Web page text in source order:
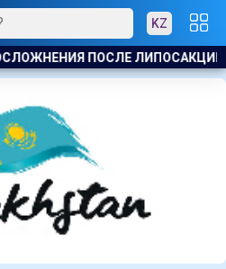
KZ
РАЗБИРАТЕЛЬСТВУ В АКТАУ